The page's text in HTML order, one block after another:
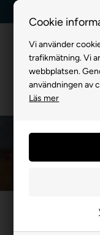
Cookie
Vi använder
trafikmätning. Vi
webbplatsen.
användningen av
Läs mer
Stor
Framsida»FÖR HUND»
Stor hundbur för